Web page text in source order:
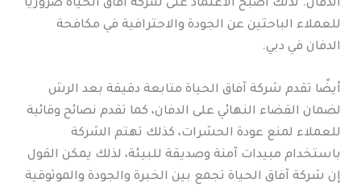
الدفان. لذلك أصبح الاعتماد على شركة آفاق الحياة ضروريًا
للعملاء الباحثين عن الجودة والاحترافية في مكافحة
الدفان في دبي.
أيضًا تقدم شركة آفاق الحياة متابعة دقيقة بعد الرش
لضمان القضاء النهائي على الدفان، كما تقدم نصائح وقائية
للعملاء لمنع عودة الحشرات، كذلك تهتم الشركة
باستخدام مبيدات آمنة وصديقة للبيئة، لذلك يمكن القول
إن شركة آفاق الحياة تجمع بين الخبرة والجودة والموثوقية